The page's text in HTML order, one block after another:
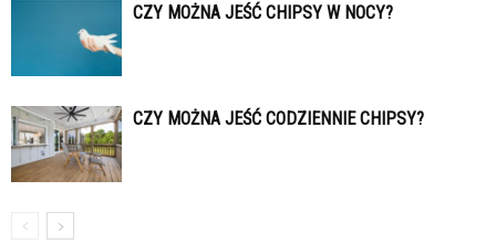
CZY MOŻNA JEŚĆ CHIPSY W NOCY?
CZY MOŻNA JEŚĆ CODZIENNIE CHIPSY?